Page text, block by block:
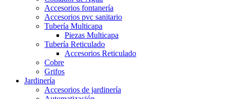
Accesorios fontanería
Accesorios pvc sanitario
Tubería Multicapa
Piezas Multicapa
Tubería Reticulado
Accesorios Reticulado
Cobre
Grifos
Jardinería
Accesorios de jardinería